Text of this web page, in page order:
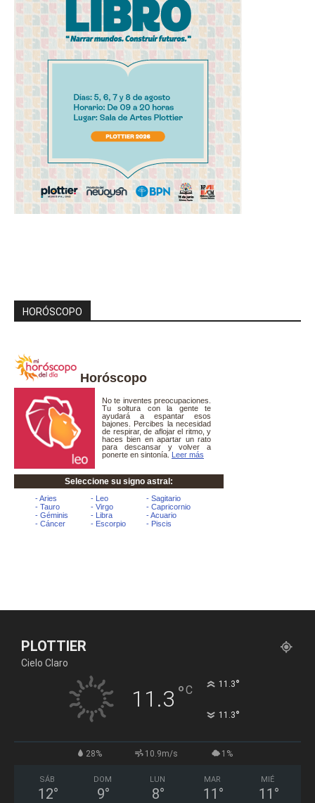
HORÓSCOPO
Horóscopo
PLOTTIER
Cielo Claro
11.3 °C 11.3°
11.3°
28% 10.9m/s 1%
SÁB
12°
DOM
9°
LUN
8°
MAR
11 °
MIÉ
11 °